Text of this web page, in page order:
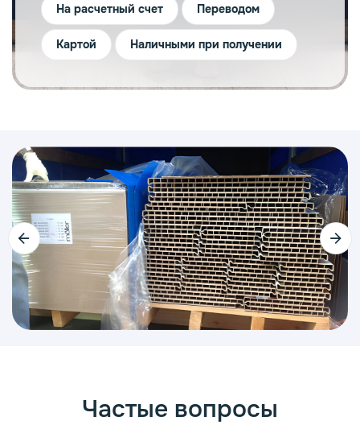
На расчетный счет Переводом
Картой Наличными при получении
Частые вопросы